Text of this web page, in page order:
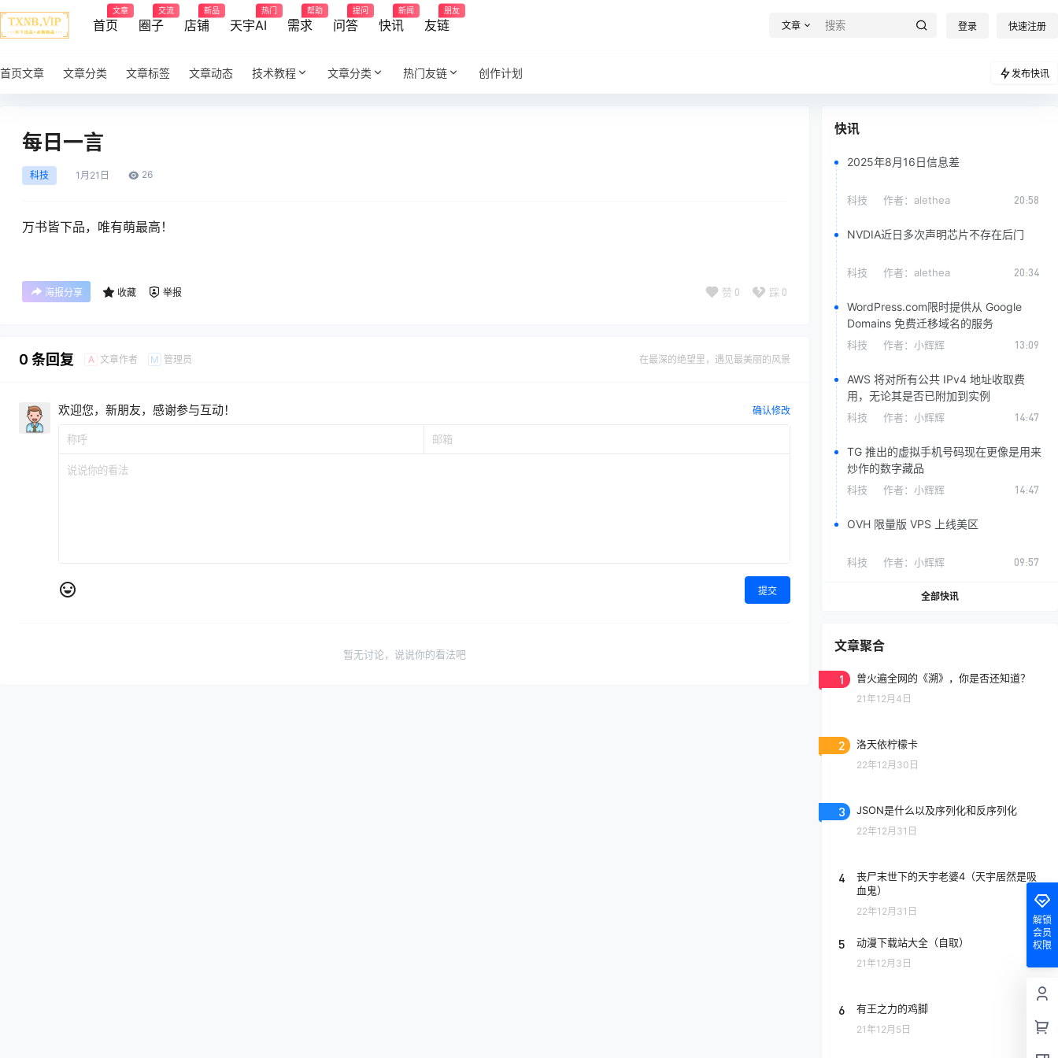
首页
文章
圈子
交流
店铺
新品
天宇AI
热门
需求
帮助
问答
提问
快讯
新闻
友链
朋友
文章 登录 快速注册
首页文章 文章分类 文章标签 文章动态 技术教程 文章分类 热门友链 创作计划 发布快讯
每日一言
科技 1月 21日 26
万书皆下品，唯有萌最高！
海报分享 收藏 举报 赞 0 踩 0
0 条回复 A 文章作者 M 管理员 在最深的绝望里，遇见最美丽的风景
欢迎您，新朋友，感谢参与互动！ 确认修改
提交
暂无讨论，说说你的看法吧
快讯
2025年8月16日信息差
科技 作者： alethea 20:58
NVDIA近日多次声明芯片不存在后门
科技 作者： alethea 20:34
WordPress.com限时提供从 Google
Domains 免费迁移域名的服务
科技 作者： 小辉辉 13:09
AWS 将对所有公共 IPv4 地址收取费
用，无论其是否已附加到实例
科技 作者： 小辉辉 14:47
TG 推出的虚拟手机号码现在更像是用来
炒作的数字藏品
科技 作者： 小辉辉 14:47
OVH 限量版 VPS 上线美区
科技 作者： 小辉辉 09:57
全部快讯
文章聚合
1 曾火遍全网的《溯》，你是否还知道？
21年12月4日
2 洛天依柠檬卡
22年12月30日
3 JSON是什么以及序列化和反序列化
22年12月31日
4
丧尸末世下的天宇老婆4（天宇居然是吸
血鬼）
22年12月31日
5 动漫下载站大全（自取）
21年12月3日
6 有王之力的鸡脚
21年12月5日
解锁
会员
权限